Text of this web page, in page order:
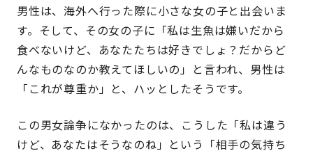
男性は、海外へ行った際に小さな女の子と出会いま
す。そして、その女の子に「私は生魚は嫌いだから
食べないけど、あなたたちは好きでしょ？だからど
んなものなのか教えてほしいの」と言われ、男性は
「これが尊重か」と、ハッとしたそうです。
この男女論争になかったのは、こうした「私は違う
けど、あなたはそうなのね」という「相手の気持ち